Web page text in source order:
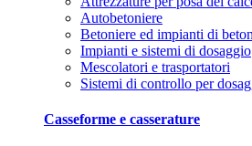
Autobetoniere
Betoniere ed impianti di
Impianti e sistemi di dosaggio
Mescolatori e trasportatori
Sistemi di controllo per
Casseforme e casserature